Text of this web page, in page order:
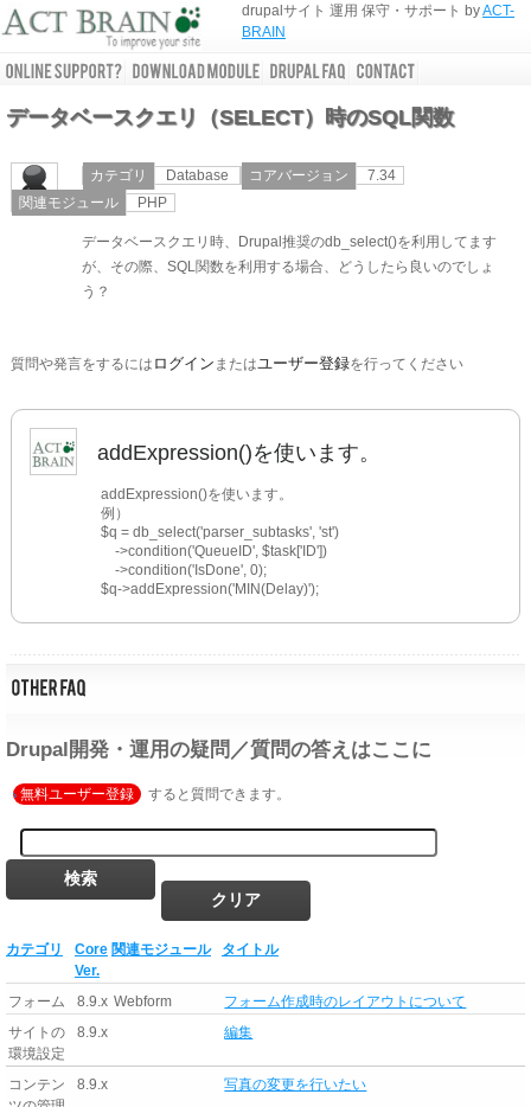
drupalサイト 運用 保守・サポート byACT-
BRAIN
データベースクエリ（SELECT）時のSQL関数
カテゴリ Database コアバージョン
7.34
関連モジュール
PHP
データベースクエリ時、Drupal推奨のdb_select()を利用してます
が、その際、SQL関数を利用する場合、どうしたら良いのでしょ
う？
質問や発言をするには ログイン またはユーザー登録を行ってください
addExpression()を使います。
addExpression()を使います。
例）
$q = db_select('parser_subtasks', 'st')
->condition('QueueID', $task['ID'])
->condition('IsDone', 0);
$q->addExpression('MIN(Delay)');
Drupal開発・運用の疑問／質問の答えはここに
無料ユーザー登録 すると質問できます。
カテゴリ
Core
Ver.
関連モジュール タイトル
フォーム 8.9.x Webform
フォーム作成時のレイアウトについて
サイトの
環境設定
8.9.x 編集
コンテン
8.9.x 写真の変更を行いたい